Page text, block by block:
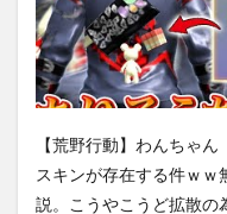
【荒野行動】わんちゃ
スキンが存在する件ｗｗ
説。こうやこうど拡散の